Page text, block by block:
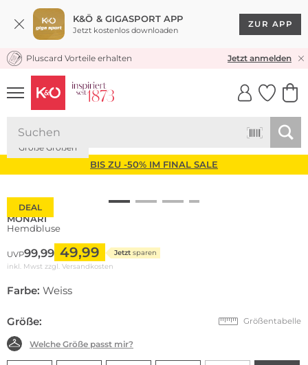
K&Ö & GIGASPORT APP
Jetzt kostenlos downloaden
ZUR APP
KOSTENLOSER VERSAND* & RÜCKVERSAND
Pluscard Vorteile erhalten Jetzt anmelden
UNSERE APP
CLICK &
BIS ZU -50% IM FINAL SALE
DEAL
Große Größen
MONARI
Hemdbluse
UVP99,99 49,99 Jetzt sparen
inkl. Mwst zzgl. Versandkosten
Farbe: Weiss
Größe: Größentabelle
Welche Größe passt mir?